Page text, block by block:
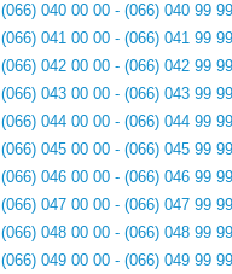
(066) 040 00 00 - (066) 040 99 99
(066) 041 00 00 - (066) 041 99 99
(066) 042 00 00 - (066) 042 99 99
(066) 043 00 00 - (066) 043 99 99
(066) 044 00 00 - (066) 044 99 99
(066) 045 00 00 - (066) 045 99 99
(066) 046 00 00 - (066) 046 99 99
(066) 047 00 00 - (066) 047 99 99
(066) 048 00 00 - (066) 048 99 99
(066) 049 00 00 - (066) 049 99 99